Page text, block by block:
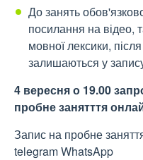
До занять
посилання на відео,
мовної лексики,
залишаються у
4 вересня о 19.00
пробне занятття
Запис на пробне
telegram WhatsApp